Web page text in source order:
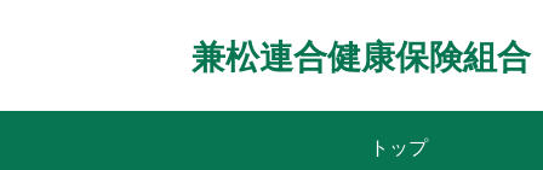
兼松連合健康保険組合
トップ